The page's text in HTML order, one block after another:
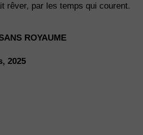
rêver, par les temps qui courent.
ROYAUME
2025